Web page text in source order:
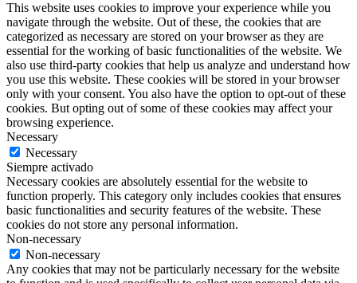
This website uses cookies to improve your experience while you
navigate through the website. Out of these, the cookies that are
categorized as necessary are stored on your browser as they are
essential for the working of basic functionalities of the website. We
also use third-party cookies that help us analyze and understand how
you use this website. These cookies will be stored in your browser
only with your consent. You also have the option to opt-out of these
cookies. But opting out of some of these cookies may affect your
browsing experience.
Necessary
Necessary
Siempre activado
Necessary cookies are absolutely essential for the website to
function properly. This category only includes cookies that ensures
basic functionalities and security features of the website. These
cookies do not store any personal information.
Non-necessary
Non-necessary
Any cookies that may not be particularly necessary for the website